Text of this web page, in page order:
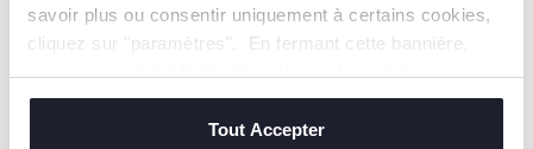
savoir plus ou consentir uniquement à certains cookies,
cliquez sur "paramètres". En fermant cette bannière,
techniques, qui sont essentiels au service demandé.
Tout Accepter
Trouver un Revendeur
NOS RECOMMANDATIONS